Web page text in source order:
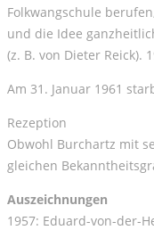
Folkwangschule
und die Idee
(z. B. von Dieter Reick).
Am 31. Januar 1961
Rezeption
Obwohl Burchartz mit
gleichen
Auszeichnungen
1957: Eduard-von-der-